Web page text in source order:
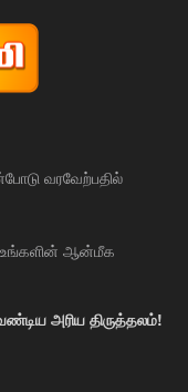
வரவேற்பதில்
உங்களின் ஆன்மீக
அரிய திருத்தலம்!